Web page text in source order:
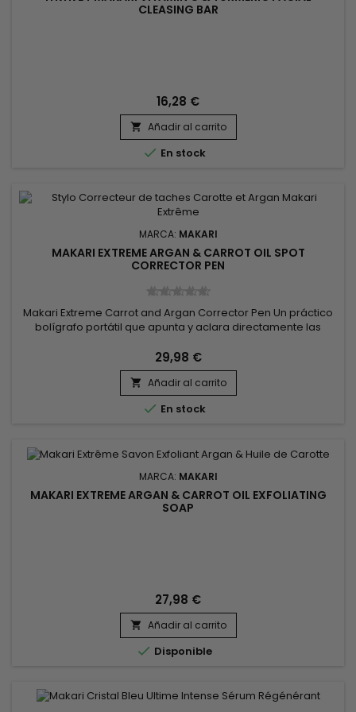
CLEASING BAR
16,28 €
 Añadir al carrito
 En stock
MARCA: MAKARI
MAKARI EXTREME ARGAN & CARROT OIL SPOT
CORRECTOR PEN
Makari Extreme Carrot and Argan Corrector Pen Un práctico
bolígrafo portátil que apunta y aclara directamente las
piel. Se recomienda encarecidamente realizar una prueba
de sensibilidad de la piel antes de usarlo en la cara.Makari
Extreme Carrot and Argan Corrector Pen aclara nudillos
oscuros,...
29,98 €
 Añadir al carrito
 En stock
MARCA: MAKARI
MAKARI EXTREME ARGAN & CARROT OIL EXFOLIATING
SOAP
27,98 €
 Añadir al carrito
 Disponible